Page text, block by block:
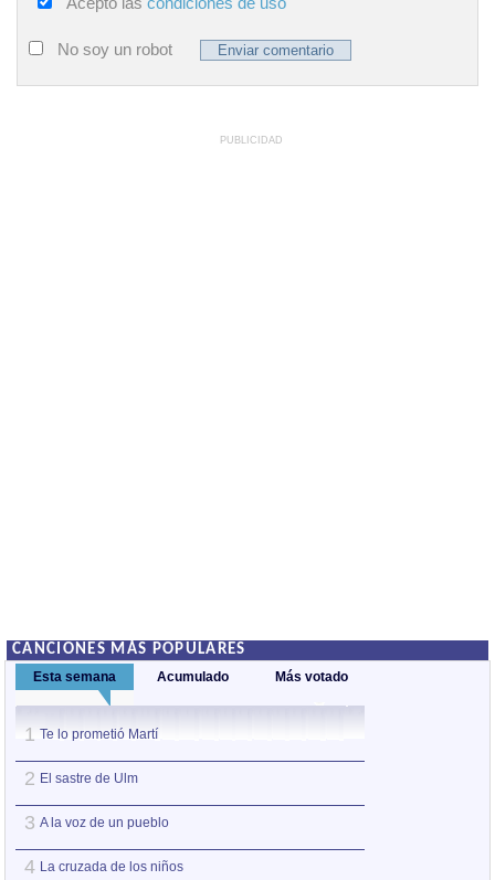
No soy un robot
PUBLICIDAD
CANCIONES MÁS POPULARES
Esta semana Acumulado Más votado
1 Te lo prometió Martí
2 El sastre de Ulm
3 A la voz de un pueblo
4 La cruzada de los niños